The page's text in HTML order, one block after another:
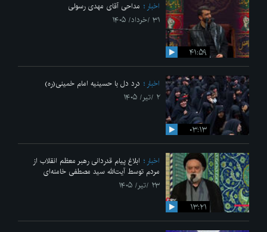
۴۱:۵۹
اخبار
مداحی آقای مهدی رسولی
۳۱ /خرداد/ ۱۴۰۵
۰۳:۱۳
اخبار
درد دل با حسینیه امام خمینی(ره)
۲ /تیر/ ۱۴۰۵
۱۳:۲۱
اخبار
ابلاغ پیام قدردانی رهبر معظم انقلاب از
مردم توسط آیت‌الله سید مصطفی خامنه‌ای
۲۳ /تیر/ ۱۴۰۵